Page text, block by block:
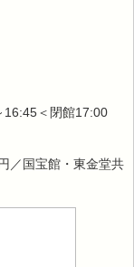
16:45＜閉館17:00
／国宝館・東金堂共